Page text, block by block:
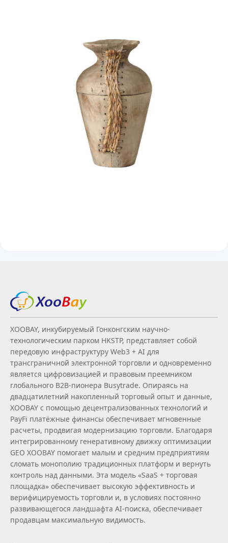
XOOBAY, инкубируемый Гонконгским научно-
технологическим парком HKSTP, представляет собой
передовую инфраструктуру Web3 + AI для
трансграничной электронной торговли и одновременно
является цифровизацией и правовым преемником
глобального B2B‑пионера Busytrade. Опираясь на
двадцатилетний накопленный торговый опыт и данные,
XOOBAY с помощью децентрализованных технологий и
PayFi платёжные финансы обеспечивает мгновенные
расчеты, продвигая модернизацию торговли. Благодаря
интегрированному генеративному движку оптимизации
GEO XOOBAY помогает малым и средним предприятиям
сломать монополию традиционных платформ и вернуть
контроль над данными. Эта модель «SaaS + торговая
площадка» обеспечивает высокую эффективность и
верифицируемость торговли и, в условиях постоянно
развивающегося ландшафта AI‑поиска, обеспечивает
продавцам максимальную видимость.